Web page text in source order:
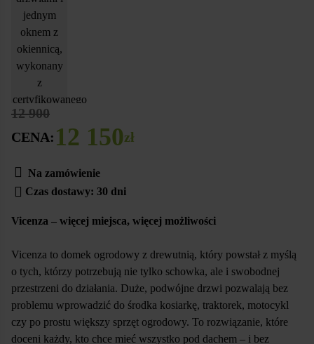
12 900
CENA: 12 150zł
Na zamówienie
Czas dostawy: 30 dni
Vicenza – więcej miejsca, więcej możliwości
Vicenza to domek ogrodowy z drewutnią, który powstał z myślą
o tych, którzy potrzebują nie tylko schowka, ale i swobodnej
przestrzeni do działania. Duże, podwójne drzwi pozwalają bez
problemu wprowadzić do środka kosiarkę, traktorek, motocykl
czy po prostu większy sprzęt ogrodowy. To rozwiązanie, które
doceni każdy, kto chce mieć wszystko pod dachem – i bez